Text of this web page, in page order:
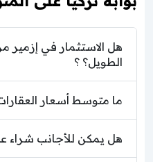
هل الاستثمار في إزمير
الطويل؟ ؟
ما متوسط أسعار
هل يمكن للأجانب شراء